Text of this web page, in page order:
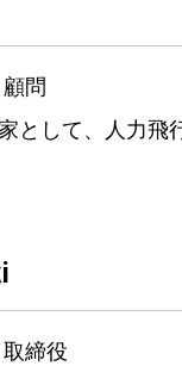
問
として、人力飛
締役